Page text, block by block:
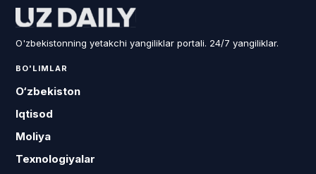
O'zbekistonning yetakchi yangiliklar portali. 24/7 yangiliklar.
BO'LIMLAR
O‘zbekiston
Iqtisod
Moliya
Texnologiyalar